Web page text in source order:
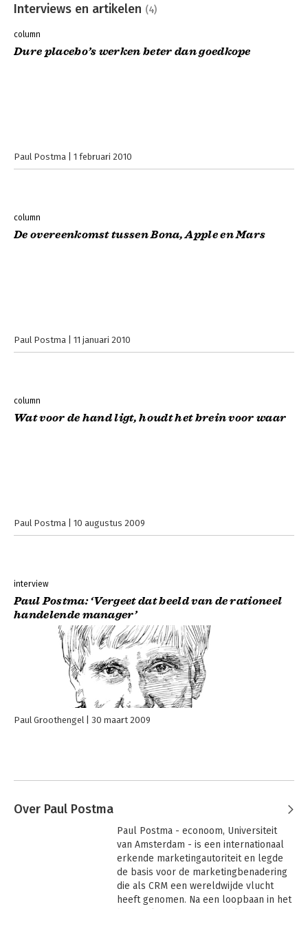
Interviews en artikelen (4)
column
Dure placebo’s werken beter dan goedkope
Paul Postma 1 februari 2010
column
De overeenkomst tussen Bona, Apple en Mars
Paul Postma 11 januari 2010
column
Wat voor de hand ligt, houdt het brein voor waar
Paul Postma 10 augustus 2009
interview
Paul Postma: ‘Vergeet dat beeld van de rationeel
handelende manager’
Paul Groothengel 30 maart 2009
Over Paul Postma
Paul Postma - econoom, Universiteit
van Amsterdam - is een internationaal
erkende marketingautoriteit en legde
de basis voor de marketingbenadering
die als CRM een wereldwijde vlucht
heeft genomen. Na een loopbaan in het